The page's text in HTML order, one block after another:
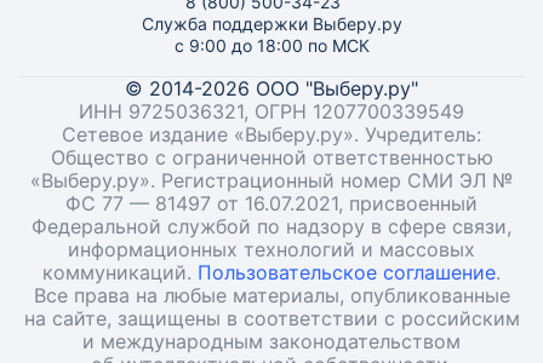
Служба поддержки Выберу.ру
с 9:00 до 18:00 по МСК
© 2014-2026 ООО "Выберу.ру"
ИНН 9725036321, ОГРН 1207700339549
Сетевое издание «Выберу.ру». Учредитель:
Общество с ограниченной ответственностью
«Выберу.ру». Регистрационный номер СМИ ЭЛ №
ФС 77 — 81497 от 16.07.2021, присвоенный
Федеральной службой по надзору в сфере связи,
информационных технологий и массовых
коммуникаций. Пользовательское соглашение.
Все права на любые материалы, опубликованные
на сайте, защищены в соответствии с российским
и международным законодательством